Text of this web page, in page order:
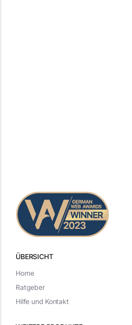
ÜBERSICHT
Home
Ratgeber
Hilfe und Kontakt